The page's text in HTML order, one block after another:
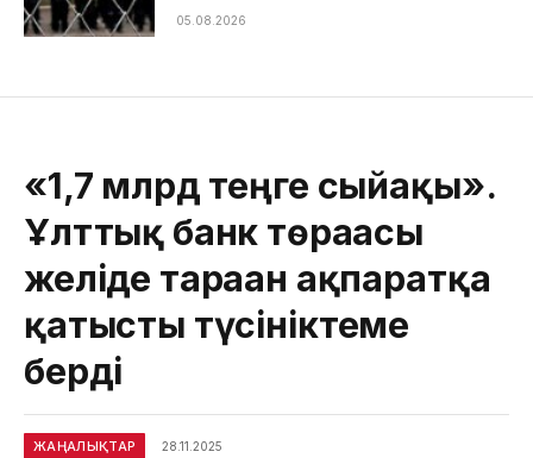
05.08.2026
«1,7 млрд теңге сыйақы».
Ұлттық банк төрағасы
желіде тараған ақпаратқа
қатысты түсініктеме
берді
ЖАҢАЛЫҚТАР 28.11.2025